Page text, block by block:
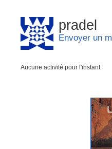
pradel
Envoyer un
Aucune activité pour l'instant